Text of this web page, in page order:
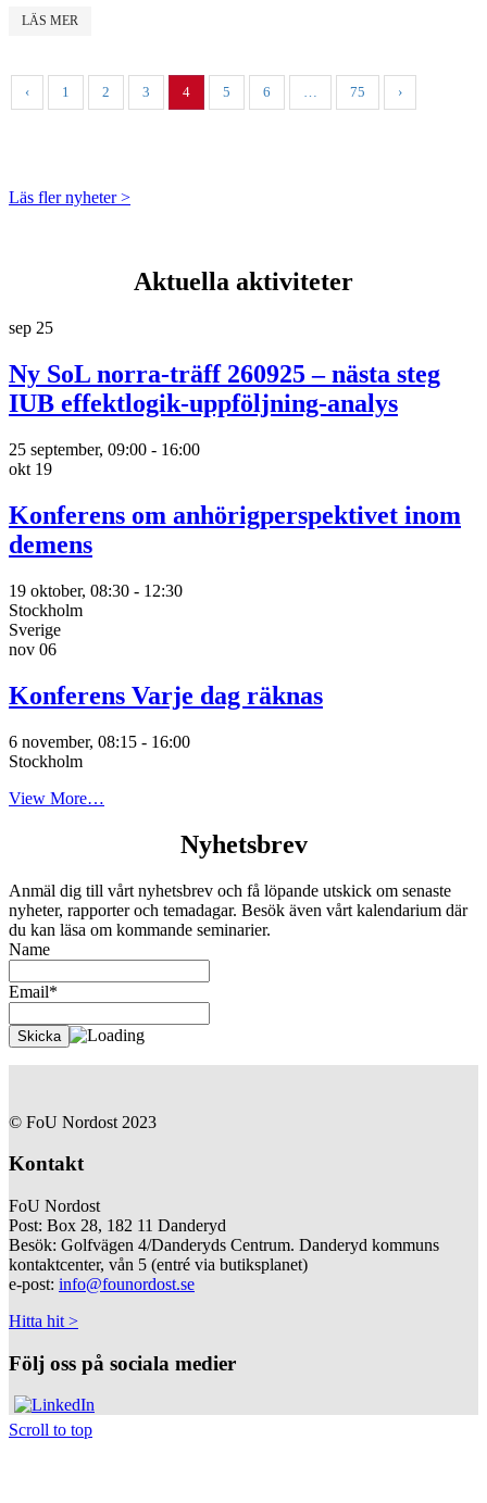
LÄS MER
‹ 1 2 3 4 5 6 75 ›
Läs fler nyheter >
Aktuella aktiviteter
sep 25
Ny SoL norra-träff 260925 – nästa steg
IUB effektlogik-uppföljning-analys
25 september, 09:00 - 16:00
okt 19
Konferens om anhörigperspektivet inom
demens
19 oktober, 08:30 - 12:30
Stockholm
Sverige
nov 06
Konferens Varje dag räknas
6 november, 08:15 - 16:00
Stockholm
View More…
Nyhetsbrev
Anmäl dig till vårt nyhetsbrev och få löpande utskick om senaste
nyheter, rapporter och temadagar. Besök även vårt kalendarium där
du kan läsa om kommande seminarier.
Name
Email*
© FoU Nordost 2023
Kontakt
FoU Nordost
Post: Box 28, 182 11 Danderyd
Besök: Golfvägen 4/Danderyds Centrum. Danderyd kommuns
kontaktcenter, vån 5 (entré via butiksplanet)
e-post: info@founordost.se
Hitta hit >
Följ oss på sociala medier
Scroll to top